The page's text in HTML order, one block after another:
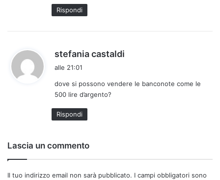
Rispondi
stefania castaldi
e
alle 21:01
dove si possono vendere le banconote come le
500 lire d’argento?
Rispondi
Lascia un commento
Il tuo indirizzo email non sarà pubblicato. I campi obbligatori sono